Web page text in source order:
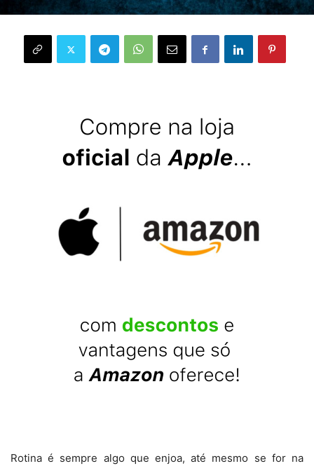
Rotina é sempre algo que enjoa, até mesmo se for na